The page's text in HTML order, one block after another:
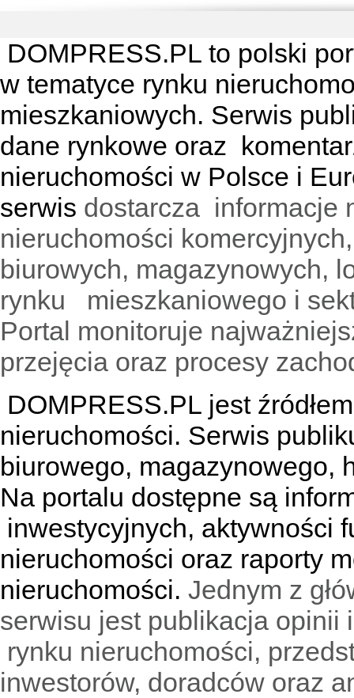
DOMPRESS.PL to polski
w tematyce rynku
mieszkaniowych. Serwis
dane rynkowe oraz
nieruchomości w Polsce i
serwis dostarcza informacje
nieruchomości
biurowych, magazynowych,
rynku mieszkaniowego i
Portal monitoruje
przejęcia oraz procesy
DOMPRESS.PL jest
nieruchomości. Serwis
biurowego, magazynowego,
Na portalu dostępne są
inwestycyjnych, aktywności
nieruchomości oraz raporty
nieruchomości. Jednym z
serwisu jest publikacja
rynku nieruchomości,
inwestorów, doradców oraz